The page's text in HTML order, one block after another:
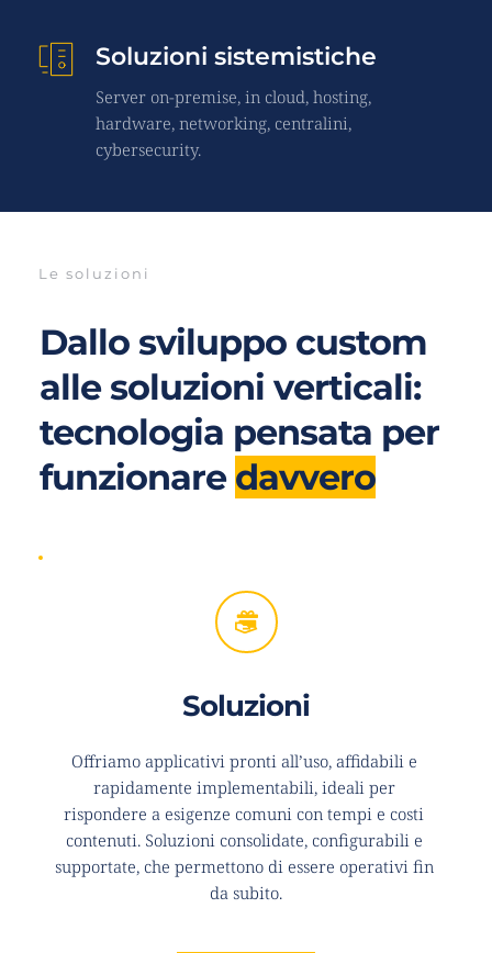
Soluzioni sistemistiche
Server on-premise, in cloud, hosting,
hardware, networking, centralini,
cybersecurity.
Le soluzioni
Dallo sviluppo custom
alle soluzioni verticali:
tecnologia pensata per
funzionare davvero
Soluzioni
Offriamo applicativi pronti all’uso, affidabili e
rapidamente implementabili, ideali per
rispondere a esigenze comuni con tempi e costi
contenuti. Soluzioni consolidate, configurabili e
supportate, che permettono di essere operativi fin
da subito.